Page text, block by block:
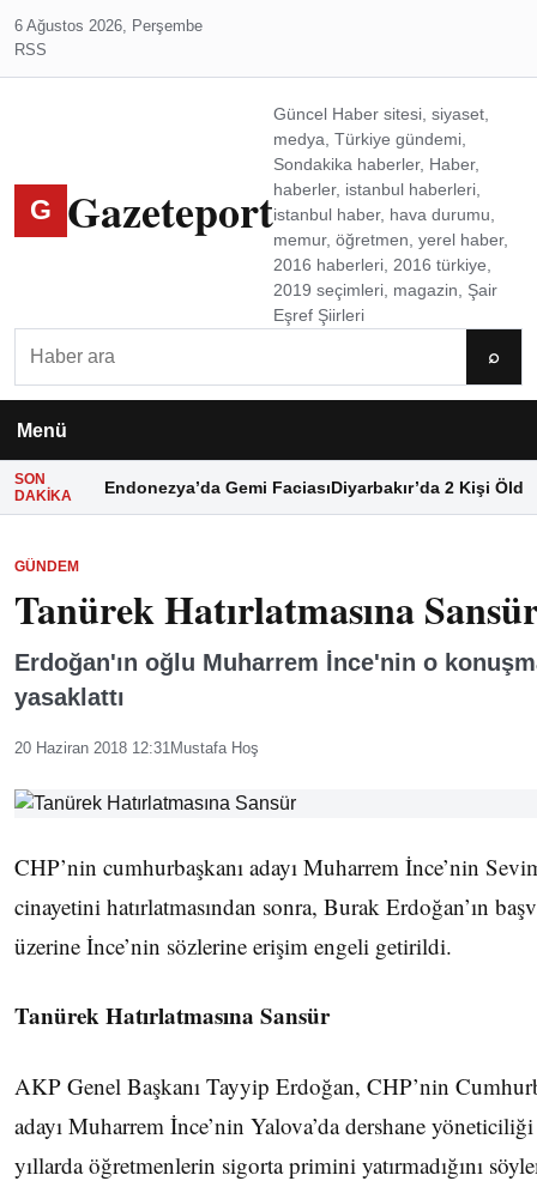
6 Ağustos 2026, Perşembe
RSS
G Gazeteport
Güncel Haber sitesi, siyaset,
medya, Türkiye gündemi,
Sondakika haberler, Haber,
haberler, istanbul haberleri,
istanbul haber, hava durumu,
memur, öğretmen, yerel haber,
2016 haberleri, 2016 türkiye,
2019 seçimleri, magazin, Şair
Eşref Şiirleri
⌕
Menü
SON
DAKIKA
Endonezya’da Gemi FaciasıDiyarbakır’da 2 Kişi Öldü
GÜNDEM
Tanürek Hatırlatmasına
Erdoğan'ın oğlu Muharrem İnce'nin o
yasaklattı
20 Haziran 2018 12:31Mustafa Hoş
CHP’nin cumhurbaşkanı adayı Muharrem İnce’nin
cinayetini hatırlatmasından sonra, Burak Erdoğan’ın
üzerine İnce’nin sözlerine erişim engeli getirildi.
Tanürek Hatırlatmasına Sansür
AKP Genel Başkanı Tayyip Erdoğan, CHP’nin
adayı Muharrem İnce’nin Yalova’da dershane yöneticiliği
yıllarda öğretmenlerin sigorta primini yatırmadığını